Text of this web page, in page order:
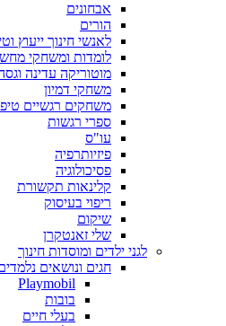
אבחונים
הורים
לאנשי חינוך ייעוץ
לומדות ומשחקי
מוטוריקה עדינה
משחקי דמיון
משחקים רגשיים
ספרי רגשות
עו"ס
פיזיותרפיה
פסיכולוגיה
קלינאות תקשורת
ריפוי בעיסוק
שיקום
שלי זאנטקרן
לגני ילדים ומוסדות חינוך
חגים ונושאים
Playmobil
בובות
בעלי חיים